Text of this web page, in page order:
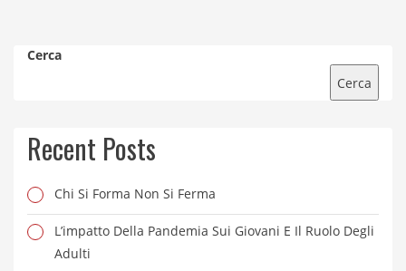
Cerca
Cerca
Recent Posts
Chi Si Forma Non Si Ferma
L’impatto Della Pandemia Sui Giovani E Il Ruolo Degli
Adulti